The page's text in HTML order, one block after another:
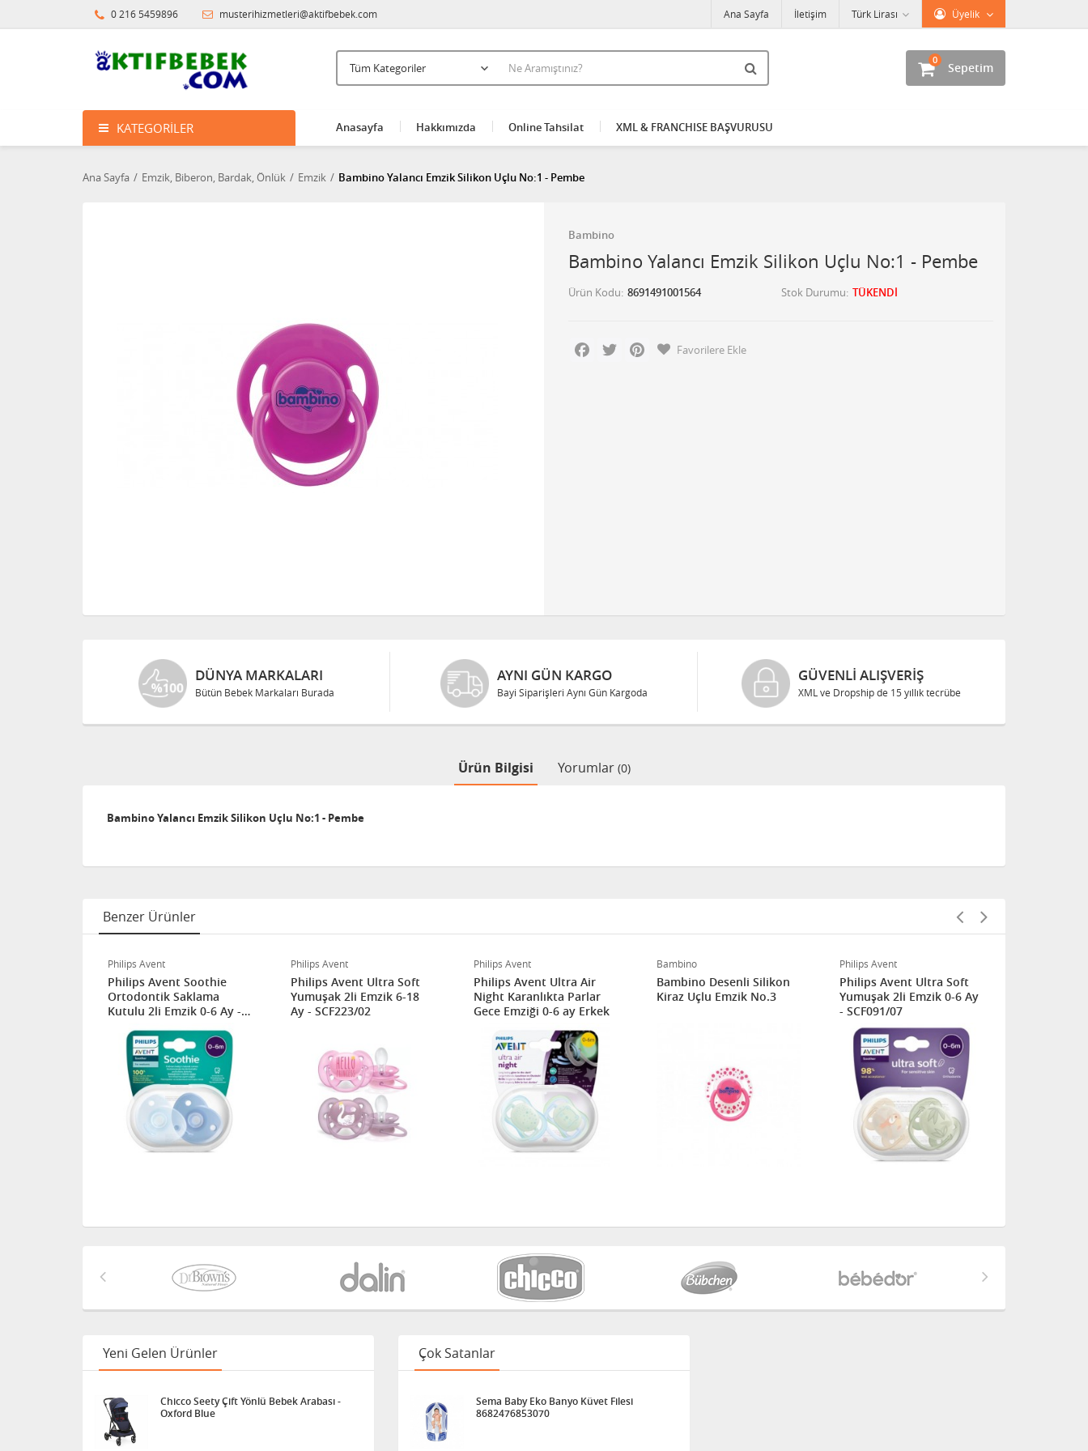
0 216 5459896 musterihizmetleri@aktifbebek.com Üyelik
Türk Lirası
Ana Sayfa İletişim
Sepetim
0
KATEGORILER Anasayfa Hakkımızda Online Tahsilat XML & FRANCHISE BAŞVURUSU
Ana Sayfa Emzik, Biberon, Bardak, Önlük Emzik Bambino Yalancı Emzik Silikon Uçlu No:1 - Pembe
Bambino
Bambino Yalancı Emzik Silikon Uçlu No:1 - Pembe
Ürün Kodu 8691491001564 Stok Durumu TÜKENDİ
Facebook
Twitter PinterestFavorilere Ekle
DÜNYA MARKALARI
Bütün Bebek Markaları Burada
AYNI GÜN KARGO
Bayi Siparişleri Aynı Gün Kargoda
GÜVENLI ALIŞVERIŞ
XML ve Dropship de 15 yıllık tecrübe
Ürün Bilgisi Yorumlar (0)
Bambino Yalancı Emzik Silikon Uçlu No:1 - Pembe
Benzer Ürünler
Philips Avent
Philips Avent Soothie
Ortodontik Saklama
Kutulu 2li Emzik 0-6 Ay -
Philips Avent
Philips Avent Ultra Soft
Yumuşak 2li Emzik 6-18
Ay - SCF223/02
Philips Avent
Philips Avent Ultra Air
Night Karanlıkta Parlar
Gece Emziği 0-6 ay Erkek
Bambino
Bambino Desenli Silikon
Kiraz Uçlu Emzik No.3
Philips Avent
Philips Avent Ultra Soft
Yumuşak 2li Emzik 0-6 Ay
- SCF091/07
Yeni Gelen Ürünler
Chicco Seety Çift Yönlü Bebek Arabası -
Oxford Blue
Çok Satanlar
Sema Baby Eko Banyo Küvet Filesi
8682476853070